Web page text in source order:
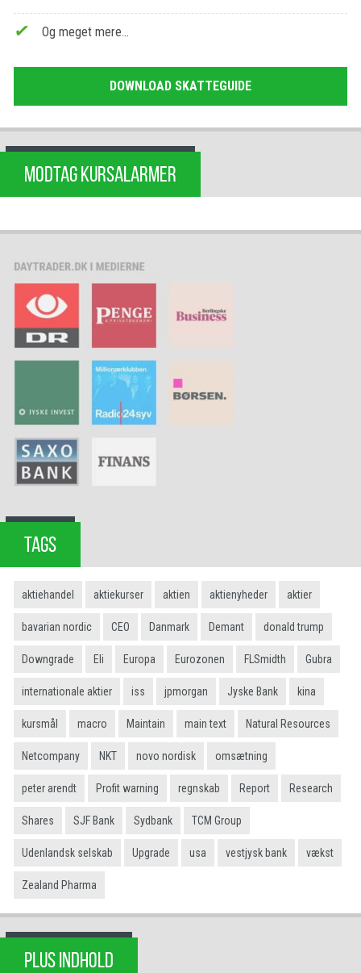
Og meget mere…
DOWNLOAD SKATTEGUIDE
MODTAG KURSALARMER
TAGS
aktiehandel aktiekurser aktien aktienyheder aktier
bavarian nordic CEO Danmark Demant donald trump
Downgrade Eli Europa Eurozonen FLSmidth Gubra
internationale aktier iss jpmorgan Jyske Bank kina
kursmål macro Maintain main text Natural Resources
Netcompany NKT novo nordisk omsætning
peter arendt Profit warning regnskab Report Research
Shares SJF Bank Sydbank TCM Group
Udenlandsk selskab Upgrade usa vestjysk bank vækst
Zealand Pharma
PLUS INDHOLD